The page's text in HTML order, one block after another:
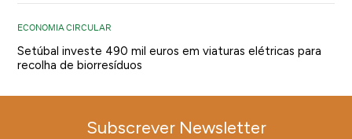
ECONOMIA CIRCULAR
Setúbal investe 490 mil euros em viaturas elétricas para
recolha de biorresíduos
Subscrever Newsletter